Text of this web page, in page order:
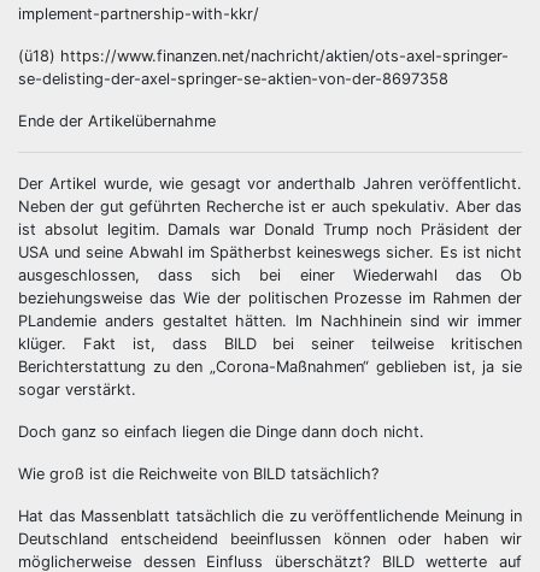
implement-partnership-with-kkr/
(ü18) https://www.finanzen.net/nachricht/aktien/ots-axel-springer-
se-delisting-der-axel-springer-se-aktien-von-der-8697358
Ende der Artikelübernahme
Der Artikel wurde, wie gesagt vor anderthalb Jahren veröffentlicht.
Neben der gut geführten Recherche ist er auch spekulativ. Aber das
ist absolut legitim. Damals war Donald Trump noch Präsident der
USA und seine Abwahl im Spätherbst keineswegs sicher. Es ist nicht
ausgeschlossen, dass sich bei einer Wiederwahl das Ob
beziehungsweise das Wie der politischen Prozesse im Rahmen der
PLandemie anders gestaltet hätten. Im Nachhinein sind wir immer
klüger. Fakt ist, dass BILD bei seiner teilweise kritischen
Berichterstattung zu den „Corona-Maßnahmen“ geblieben ist, ja sie
sogar verstärkt.
Doch ganz so einfach liegen die Dinge dann doch nicht.
Wie groß ist die Reichweite von BILD tatsächlich?
Hat das Massenblatt tatsächlich die zu veröffentlichende Meinung in
Deutschland entscheidend beeinflussen können oder haben wir
möglicherweise dessen Einfluss überschätzt? BILD wetterte auf